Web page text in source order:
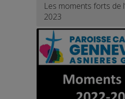
Les moments forts de
2023